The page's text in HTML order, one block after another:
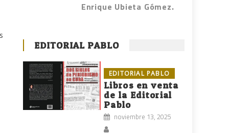
Enrique Ubieta Gómez.
EDITORIAL PABLO
EDITORIAL PABLO
Libros en venta
de la Editorial
Pablo
noviembre 13, 2025